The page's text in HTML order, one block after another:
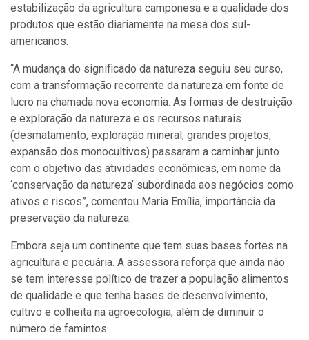
estabilização da agricultura camponesa e a qualidade dos
produtos que estão diariamente na mesa dos sul-
americanos.
“A mudança do significado da natureza seguiu seu curso,
com a transformação recorrente da natureza em fonte de
lucro na chamada nova economia. As formas de destruição
e exploração da natureza e os recursos naturais
(desmatamento, exploração mineral, grandes projetos,
expansão dos monocultivos) passaram a caminhar junto
com o objetivo das atividades econômicas, em nome da
‘conservação da natureza’ subordinada aos negócios como
ativos e riscos”, comentou Maria Emília, importância da
preservação da natureza.
Embora seja um continente que tem suas bases fortes na
agricultura e pecuária. A assessora reforça que ainda não
se tem interesse político de trazer a população alimentos
de qualidade e que tenha bases de desenvolvimento,
cultivo e colheita na agroecologia, além de diminuir o
número de famintos.